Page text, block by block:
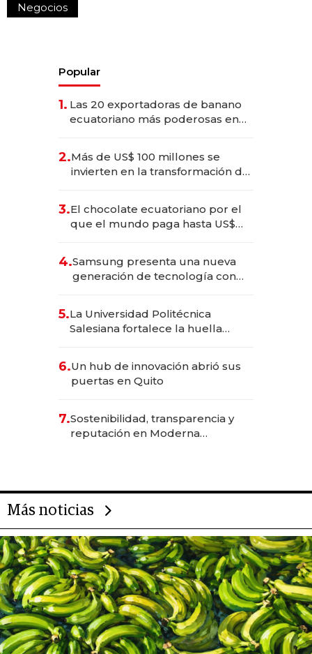
Negocios
Popular
1. Las 20 exportadoras de banano
ecuatoriano más poderosas en
2.Más de US$ 100 millones se
invierten en la transformación de
3.El chocolate ecuatoriano por el
que el mundo paga hasta US$
4.Samsung presenta una nueva
generación de tecnología con
5.La Universidad Politécnica
Salesiana fortalece la huella
6.Un hub de innovación abrió sus
puertas en Quito
7.Sostenibilidad, transparencia y
reputación en Moderna
Más noticias